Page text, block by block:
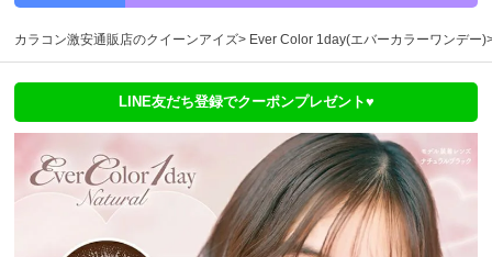
カラコン激安通販店のクイーンアイズ Ever Color 1day(エバーカラーワンデー)
LINE友だち登録でクーポンプレゼント♥